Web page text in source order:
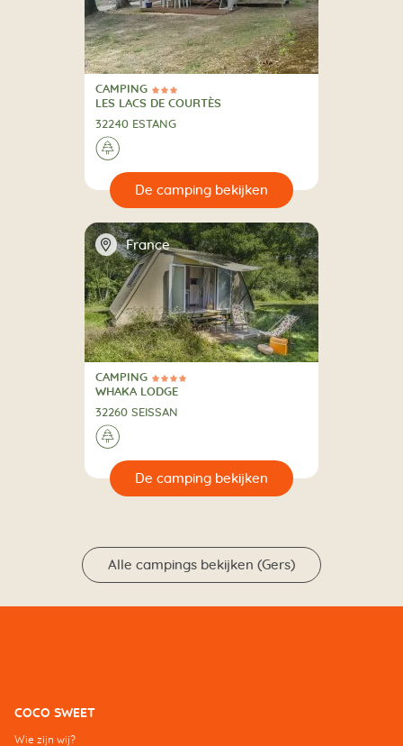
3 Sterren
CAMPING
CAMPING
LES LACS DE COURTÈS
32240 ESTANG
🌲
📍 France
4 Sterren
CAMPING
CAMPING
WHAKA LODGE
32260 SEISSAN
🌲
Alle campings bekijken (Gers)
COCO SWEET
Wie zijn wij?